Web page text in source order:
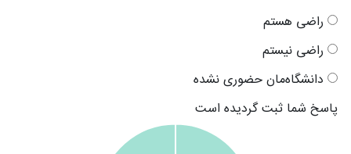
راضی هستم
راضی نیستم
دانشگاه‌مان حضوری نشده
پاسخ شما ثبت گردیده است